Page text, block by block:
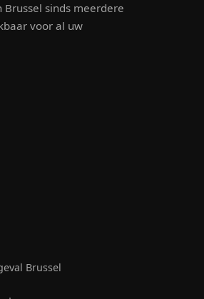
sinds meerdere
voor al uw
Brussel